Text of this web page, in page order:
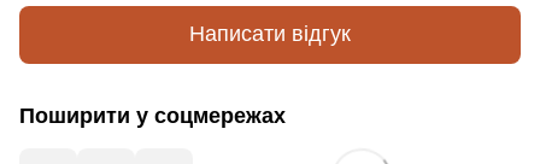
Написати відгук
Поширити у соцмережах